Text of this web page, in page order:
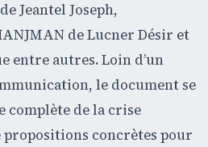
Jeantel Joseph,
de Lucner Désir et
entre autres. Loin d’un
le document se
complète de la crise
concrètes pour